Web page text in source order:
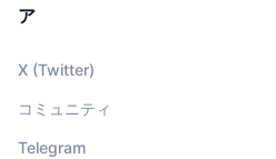
ア
X (Twitter)
コミュニティ
Telegram